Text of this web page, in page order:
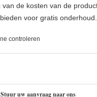
de kosten van de
voor gratis onderhoud.
controleren
uw aanvraag naar ons